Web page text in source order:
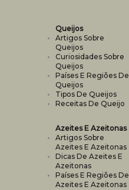
Queijos
Artigos Sobre
Queijos
Curiosidades Sobre
Queijos
Países E Regiões De
Queijos
Tipos De Queijos
Receitas De Queijo
Azeites E Azeitonas
Artigos Sobre
Azeites E Azeitonas
Dicas De Azeites E
Azeitonas
Países E Regiões De
Azeites E Azeitonas